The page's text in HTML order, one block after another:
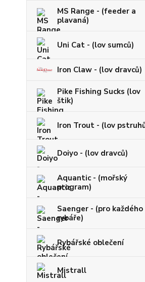
MS Range - (feeder a
plavaná)
Uni Cat - (lov sumců)
Iron Claw - (lov dravců)
Pike Fishing Sucks (lov
štik)
Iron Trout - (lov
Doiyo - (lov dravců)
Aquantic - (mořský
program)
Saenger - (pro každého
rybáře)
Rybářské oblečení
Mistrall